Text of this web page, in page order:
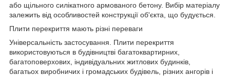
або щільного силікатного армованого бетону. Вибір матеріалу
залежить від особливостей конструкції об'єкта, що будується.
Плити перекриття мають різні переваги
Універсальність застосування. Плити перекриття
використовуються в будівництві багатоквартирних,
багатоповерхових, індивідуальних житлових будинків,
багатьох виробничих і громадських будівель, різних ангорів і